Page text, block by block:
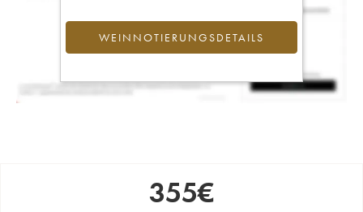
WEINNOTIERUNGSDETAILS
355€